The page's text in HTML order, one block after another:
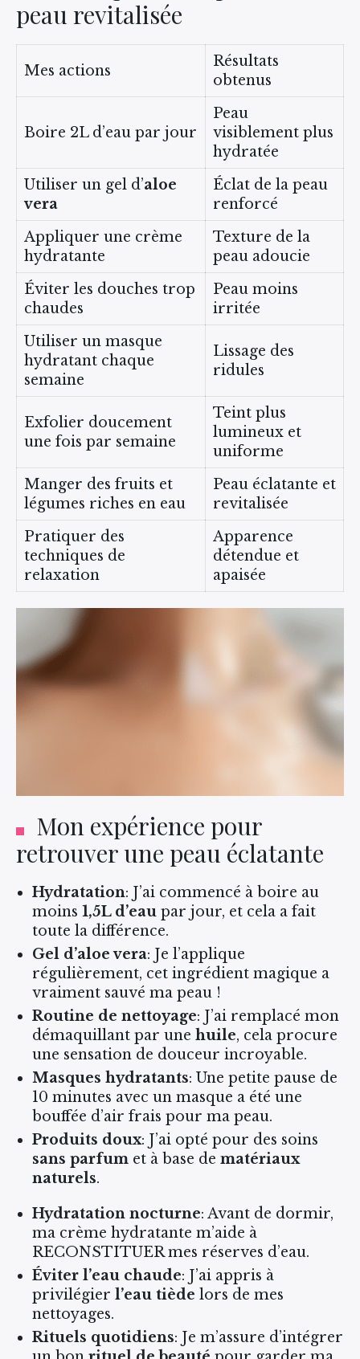
peau revitalisée
Mes actions
Résultats
obtenus
Boire 2L d’eau par jour
Peau
visiblement plus
hydratée
Utiliser un gel d’aloe
vera
Éclat de la peau
renforcé
Appliquer une crème
hydratante
Texture de la
peau adoucie
Éviter les douches trop
chaudes
Peau moins
irritée
Utiliser un masque
hydratant chaque
semaine
Lissage des
ridules
Exfolier doucement
une fois par semaine
Teint plus
lumineux et
uniforme
Manger des fruits et
légumes riches en eau
Peau éclatante et
revitalisée
Pratiquer des
techniques de
relaxation
Apparence
détendue et
apaisée
Mon expérience pour
retrouver une peau éclatante
Hydratation: J’ai commencé à boire au
moins 1,5L d’eau par jour, et cela a fait
toute la différence.
Gel d’aloe vera: Je l’applique
régulièrement, cet ingrédient magique a
vraiment sauvé ma peau !
Routine de nettoyage: J’ai remplacé mon
démaquillant par une huile, cela procure
une sensation de douceur incroyable.
Masques hydratants: Une petite pause de
10 minutes avec un masque a été une
bouffée d’air frais pour ma peau.
Produits doux: J’ai opté pour des soins
sans parfum et à base de matériaux
naturels.
Hydratation nocturne: Avant de dormir,
ma crème hydratante m’aide à
RECONSTITUER mes réserves d’eau.
Éviter l’eau chaude: J’ai appris à
privilégier l’eau tiède lors de mes
nettoyages.
Rituels quotidiens: Je m’assure d’intégrer